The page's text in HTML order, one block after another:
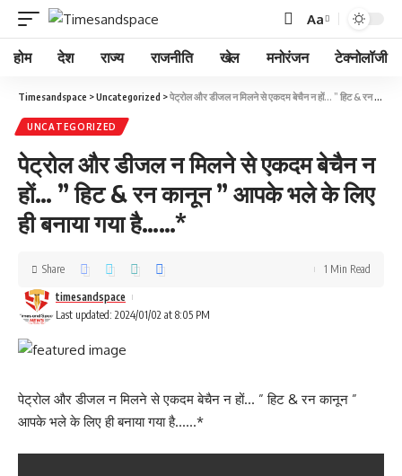
Aa
होम देश राज्य राजनीति खेल मनोरंजन टेक्नोलॉजी
Timesandspace >Uncategorized >पेट्रोल और डीजल न मिलने से एकदम बेचैन न हों… ” हिट & रन कानून ” आपके भले के लिए ही बनाया गया है……*
UNCATEGORIZED
पेट्रोल और डीजल न मिलने से एकदम बेचैन न
हों… ” हिट & रन कानून ” आपके भले के लिए
ही बनाया गया है……*
Last updated: 2024/01/02 at 8:05 PM
timesandspace
Share 1 Min Read
पेट्रोल और डीजल न मिलने से एकदम बेचैन न हों… ” हिट & रन कानून ”
आपके भले के लिए ही बनाया गया है……*